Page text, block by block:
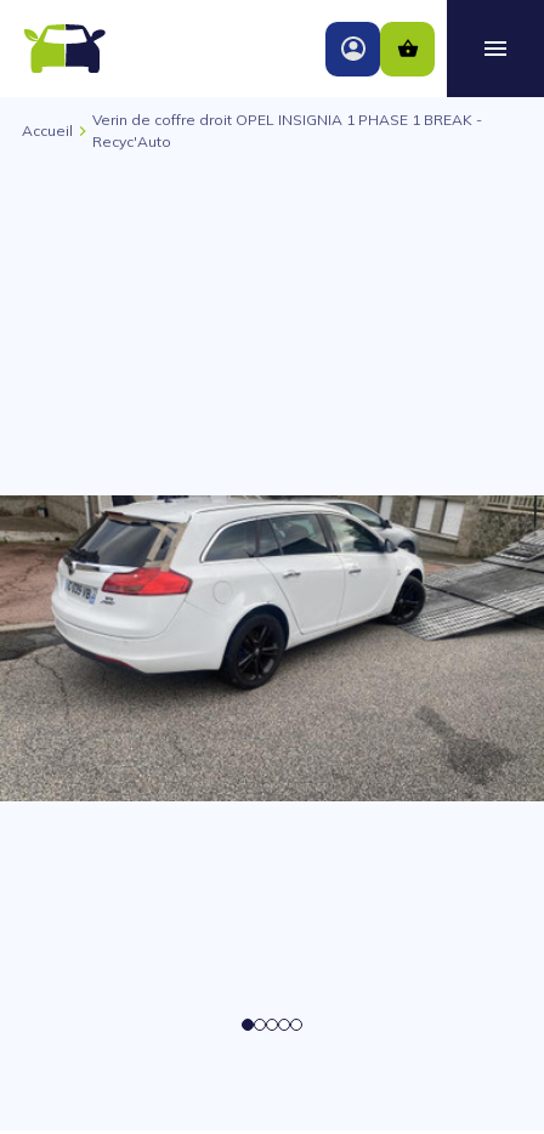
Accueil
Verin de coffre droit OPEL INSIGNIA 1 PHASE 1 BREAK -
Recyc'Auto